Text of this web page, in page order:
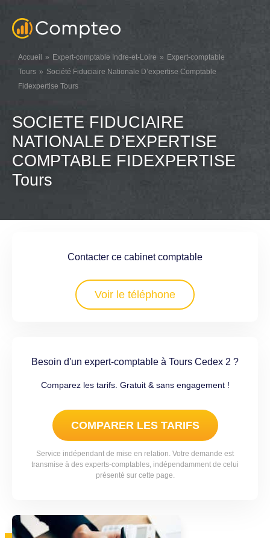
Accueil Expert-comptable Indre-et-Loire
Expert-comptable
Tours
Société Fiduciaire Nationale D’expertise Comptable
Fidexpertise Tours
SOCIETE FIDUCIAIRE
NATIONALE D’EXPERTISE
COMPTABLE FIDEXPERTISE
Tours
Contacter ce cabinet comptable
Voir le téléphone
Besoin d'un expert-comptable à Tours Cedex 2 ?
Comparez les tarifs. Gratuit & sans engagement !
COMPARER LES TARIFS
Service indépendant de mise en relation. Votre demande est
transmise à des experts-comptables, indépendamment de celui
présenté sur cette page.